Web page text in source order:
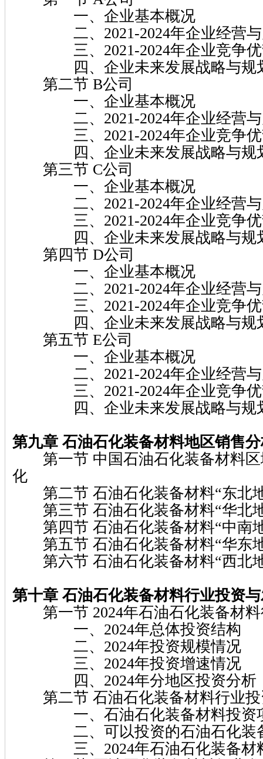
一、企业基本概况
二、2021-2024年企业经营与
三、2021-2024年企业竞争优
四、企业未来发展战略与规
第二节 B公司
一、企业基本概况
二、2021-2024年企业经营与
三、2021-2024年企业竞争优
四、企业未来发展战略与规
第三节 C公司
一、企业基本概况
二、2021-2024年企业经营与
三、2021-2024年企业竞争优
四、企业未来发展战略与规
第四节 D公司
一、企业基本概况
二、2021-2024年企业经营与
三、2021-2024年企业竞争优
四、企业未来发展战略与规
第五节 E公司
一、企业基本概况
二、2021-2024年企业经营与
三、2021-2024年企业竞争优
四、企业未来发展战略与规
第九章 石油石化装备材料地区销售
第一节 中国石油石化装备材料区
化
第二节 石油石化装备材料“东北
第三节 石油石化装备材料“华北
第四节 石油石化装备材料“中南
第五节 石油石化装备材料“华东
第六节 石油石化装备材料“西北
第十章 石油石化装备材料行业投资
第一节 2024年石油石化装备材料
一、2024年总体投资结构
二、2024年投资规模情况
三、2024年投资增速情况
四、2024年分地区投资分析
第二节 石油石化装备材料行业投
一、石油石化装备材料投资
二、可以投资的石油石化装
三、2024年石油石化装备材